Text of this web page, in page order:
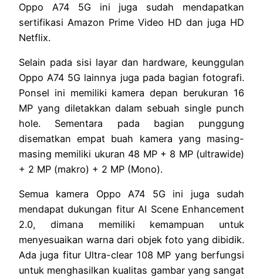
Oppo A74 5G ini juga sudah mendapatkan
sertifikasi Amazon Prime Video HD dan juga HD
Netflix.
Selain pada sisi layar dan hardware, keunggulan
Oppo A74 5G lainnya juga pada bagian fotografi.
Ponsel ini memiliki kamera depan berukuran 16
MP yang diletakkan dalam sebuah single punch
hole. Sementara pada bagian punggung
disematkan empat buah kamera yang masing-
masing memiliki ukuran 48 MP + 8 MP (ultrawide)
+ 2 MP (makro) + 2 MP (Mono).
Semua kamera Oppo A74 5G ini juga sudah
mendapat dukungan fitur AI Scene Enhancement
2.0, dimana memiliki kemampuan untuk
menyesuaikan warna dari objek foto yang dibidik.
Ada juga fitur Ultra-clear 108 MP yang berfungsi
untuk menghasilkan kualitas gambar yang sangat